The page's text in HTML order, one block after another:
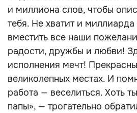
и миллиона слов, чтобы
тебя. Не хватит и миллиарда
вместить все наши
радости, дружбы и любви!
исполнения мечт!
великолепных местах. И
работа — веселиться. Хоть
папы», — трогательно